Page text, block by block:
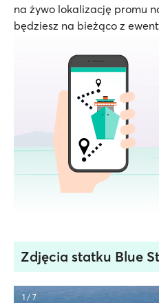
na żywo lokalizację promu
będziesz na bieżąco z
Zdjęcia statku Blue
1 / 7